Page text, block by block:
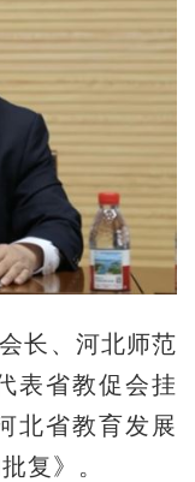
长、河北师范
表省教促会挂
北省教育发展
复》。